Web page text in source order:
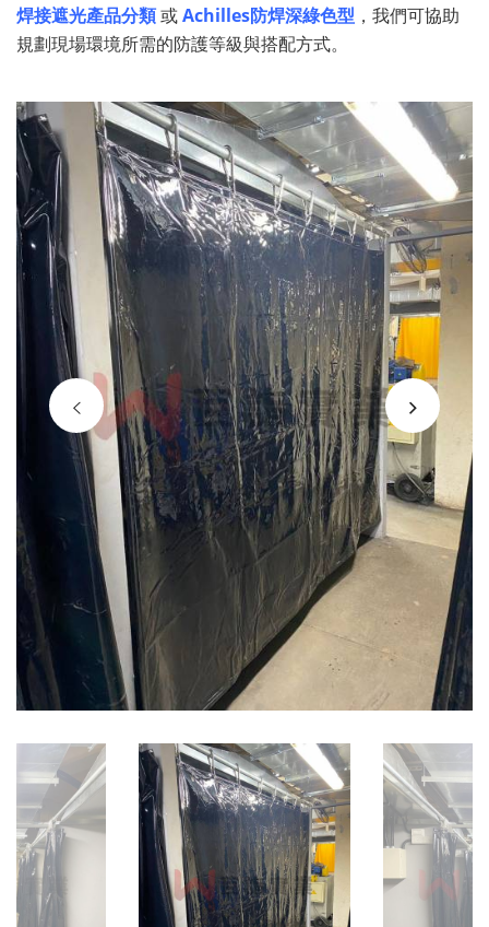
焊接遮光產品分類或Achilles防焊深綠色型 ，我們可協助
規劃現場環境所需的防護等級與搭配方式。